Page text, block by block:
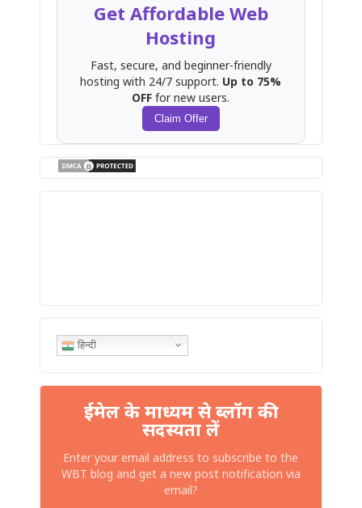
Get Affordable Web
Hosting
Fast, secure, and beginner-friendly
hosting with 24/7 support. Up to 75%
OFF for new users.
Claim Offer
हिन्दी
ईमेल के माध्यम से ब्लॉग की
सदस्यता लें
Enter your email address to subscribe to the
WBT blog and get a new post notification via
email?